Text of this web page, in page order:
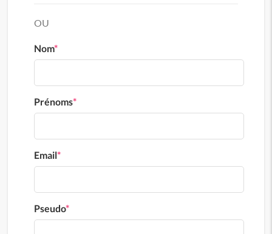
OU
Nom*
Prénoms*
Email*
Pseudo*